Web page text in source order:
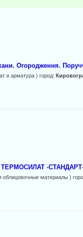
Огородження.
и арматура ) город:
ТЕРМОСИЛАТ -СТАНДАРТ-
облицовочные материалы )